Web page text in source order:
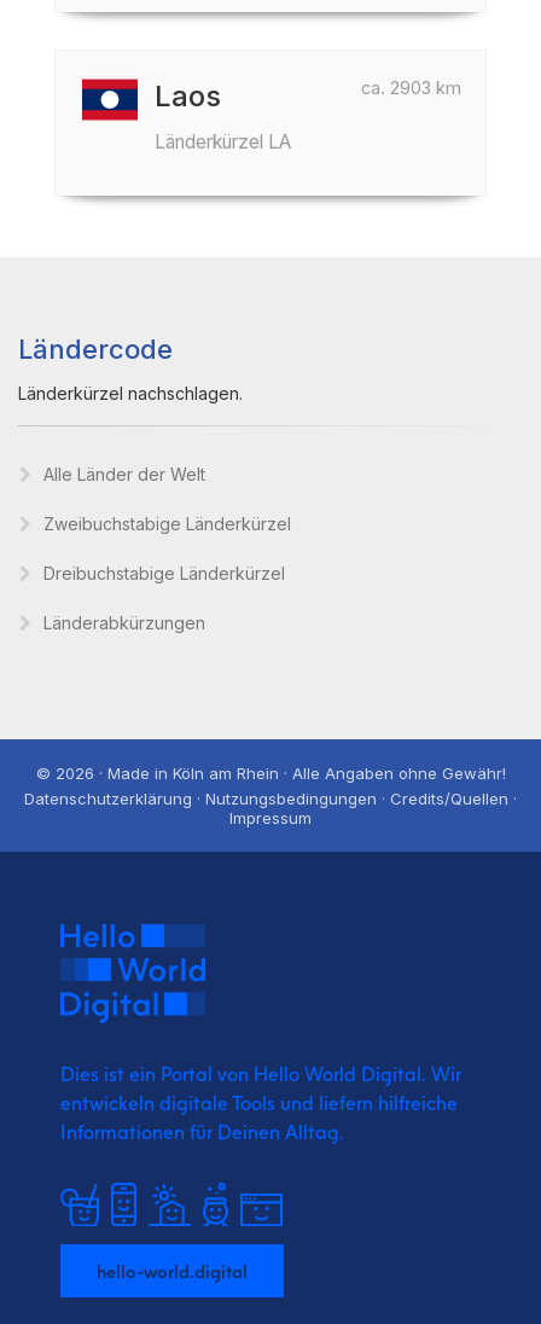
ca. 2903 km
Laos
Länderkürzel LA
Ländercode
Länderkürzel nachschlagen.
Alle Länder der Welt
Zweibuchstabige Länderkürzel
Dreibuchstabige Länderkürzel
Länderabkürzungen
© 2026 · Made in Köln am Rhein · Alle Angaben ohne Gewähr!
Datenschutzerklärung · Nutzungsbedingungen · Credits/Quellen ·
Impressum
Dies ist ein Portal von Hello World Digital. Wir
entwickeln digitale Tools und liefern hilfreiche
Informationen für Deinen Alltag.
hello-world.digital